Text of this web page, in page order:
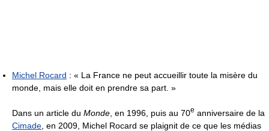
Michel Rocard : « La France ne peut accueillir toute la misère du
monde, mais elle doit en prendre sa part. »
Dans un article du Monde , en 1996, puis au 70e anniversaire de la
Cimade , en 2009, Michel Rocard se plaignit de ce que les médias